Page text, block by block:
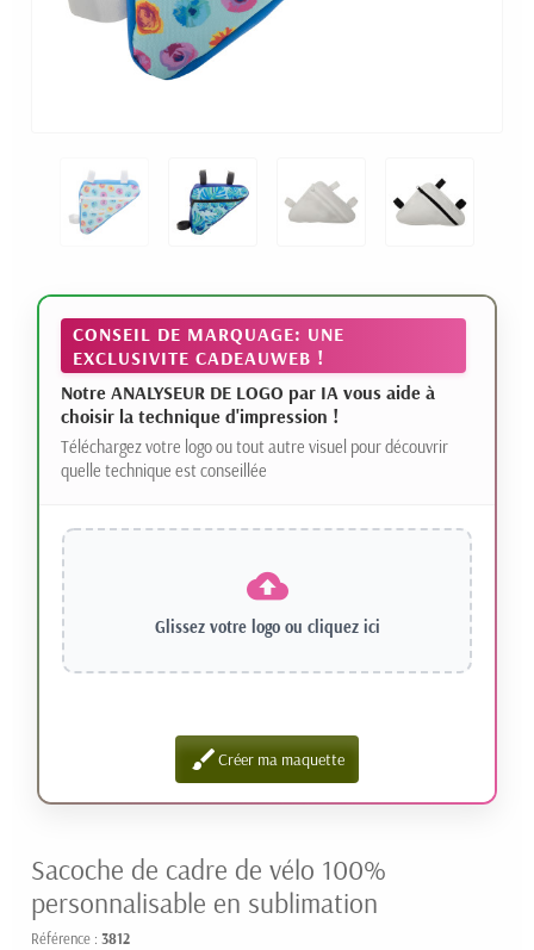
CONSEIL DE MARQUAGE: UNE
EXCLUSIVITE CADEAUWEB !
Notre ANALYSEUR DE LOGO par IA vous aide à
choisir la technique d'impression !
Téléchargez votre logo ou tout autre visuel pour découvrir
quelle technique est conseillée
Glissez votre logo ou cliquez ici
brushCréer ma maquette
Sacoche de cadre de vélo 100%
personnalisable en sublimation
Référence : 3812